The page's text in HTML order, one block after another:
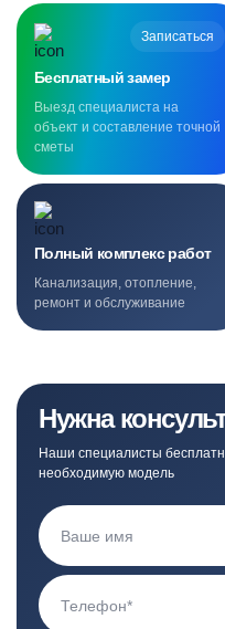
Записаться
Бесплатный замер
Выезд специалиста на
объект и составление точной
сметы
Полный комплекс работ
Канализация, отопление,
ремонт и обслуживание
Нужна
Наши специалисты
необходимую модель